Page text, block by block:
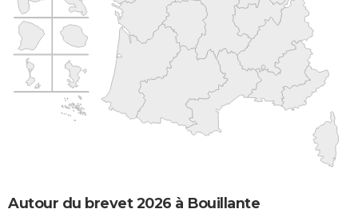
Autour du brevet 2026 à Bouillante